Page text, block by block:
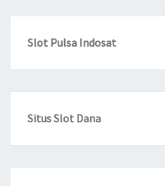
Slot Pulsa Indosat
Situs Slot Dana